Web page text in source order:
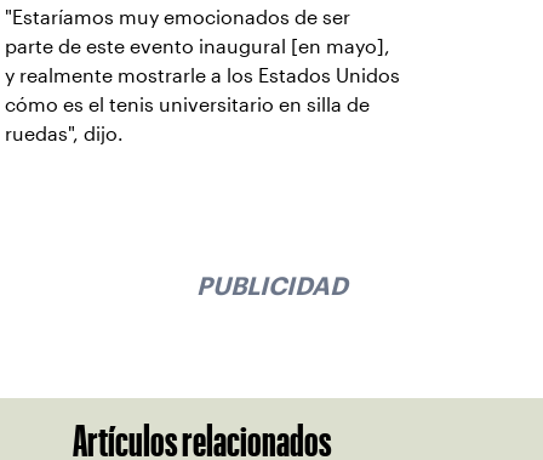
"Estaríamos muy emocionados de ser
parte de este evento inaugural [en mayo],
y realmente mostrarle a los Estados Unidos
cómo es el tenis universitario en silla de
ruedas", dijo.
PUBLICIDAD
Artículos relacionados